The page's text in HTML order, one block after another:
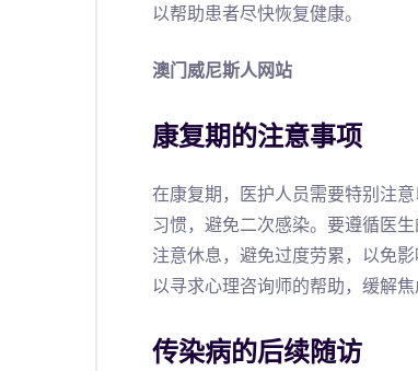
以帮助患者尽快恢复健康。
澳门威尼斯人网站
康复期的注意事项
在康复期，医护人员需要特别注
习惯，避免二次感染。要遵循医
注意休息，避免过度劳累，以免
以寻求心理咨询师的帮助，缓解焦
传染病的后续随访